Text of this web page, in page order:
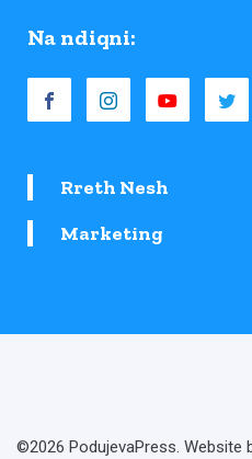
Na ndiqni:
Rreth Nesh
Marketing
©2026 PodujevaPress. Website